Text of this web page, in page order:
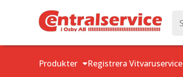
Produkter Registrera Vitvaruservice